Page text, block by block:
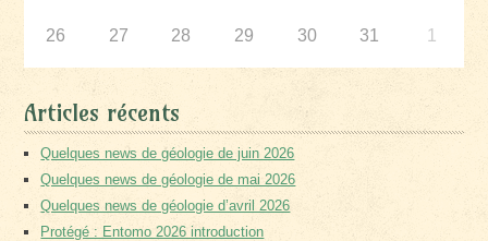
26 27 28 29 30 31 1
Articles récents
Quelques news de géologie de juin 2026
Quelques news de géologie de mai 2026
Quelques news de géologie d’avril 2026
Protégé : Entomo 2026 introduction